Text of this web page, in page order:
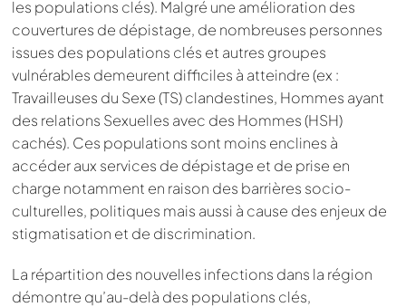
les populations clés). Malgré une amélioration des
couvertures de dépistage, de nombreuses personnes
issues des populations clés et autres groupes
vulnérables demeurent difficiles à atteindre (ex :
Travailleuses du Sexe (TS) clandestines, Hommes ayant
des relations Sexuelles avec des Hommes (HSH)
cachés). Ces populations sont moins enclines à
accéder aux services de dépistage et de prise en
charge notamment en raison des barrières socio-
culturelles, politiques mais aussi à cause des enjeux de
stigmatisation et de discrimination.
La répartition des nouvelles infections dans la région
démontre qu’au-delà des populations clés,